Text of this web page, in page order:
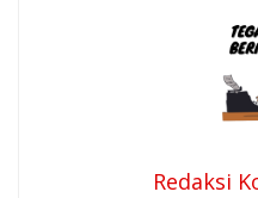
Redaksi